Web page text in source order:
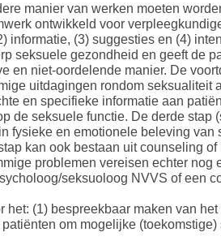
manier van werken moeten
ontwikkeld voor
informatie, (3) suggesties en (4)
seksuele gezondheid en geeft de
en niet-oordelende manier. De
uitdagingen rondom seksualiteit
en specifieke informatie aan
de seksuele functie. De derde stap
fysieke en emotionele beleving
kan ook bestaan ​​uit counseling
problemen vereisen echter
seksuoloog NVVS of een
(1) bespreekbaar maken van
om mogelijke